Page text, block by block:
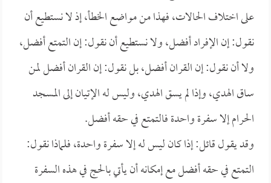
على اختلاف الحالات، فهذا من مواضع الخطأ، إذ لا نستطيع أن
نقول: إن الإفراد أفضل، ولا نستطيع أن نقول: إن التمتع أفضل،
ولا أن نقول: إن القران أفضل، بل نقول: إن القران أفضل لمن
ساق الهدي، وإذا لم يسق الهدي، وليس له الإتيان إلى المسجد
الحرام إلا سفرة واحدة فالتمتع في حقه أفضل.
وقد يقول قائل: إذا كان ليس له إلا سفرة واحدة، فلماذا نقول:
التمتع في حقه أفضل مع إمكانه أن يأتي بالحج في هذه السفرة